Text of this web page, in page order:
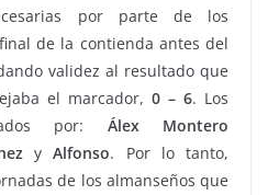
por parte de los
de la contienda antes del
validez al resultado que
el marcador, 0 – 6. Los
por: Álex Montero
yAlfonso. Por lo tanto,
de los almanseños que